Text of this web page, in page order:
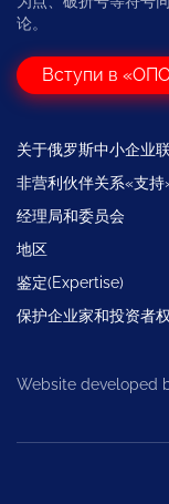
论。
Вступи в
关于俄罗斯中小企业
非营利伙伴关系«支
经理局和委员会
地区
鉴定(Expertise)
保护企业家和投资者
Website developed